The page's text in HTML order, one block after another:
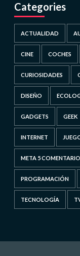
Categories
ACTUALIDAD
CINE COCHES
CURIOSIDADES
DISEÑO
GADGETS GEEK
INTERNET
META 5
PROGRAMACIÓN
TECNOLOGÍA